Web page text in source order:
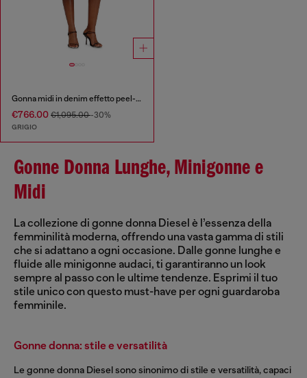
Gonna midi in denim effetto peel-off
€766.00 €1,095.00-30%
GRIGIO
Gonne Donna Lunghe, Minigonne e
Midi
La collezione di gonne donna Diesel è l’essenza della
femminilità moderna, offrendo una vasta gamma di stili
che si adattano a ogni occasione. Dalle gonne lunghe e
fluide alle minigonne audaci, ti garantiranno un look
sempre al passo con le ultime tendenze. Esprimi il tuo
stile unico con questo must-have per ogni guardaroba
femminile.
Gonne donna: stile e versatilità
Le gonne donna Diesel sono sinonimo di stile e versatilità, capaci